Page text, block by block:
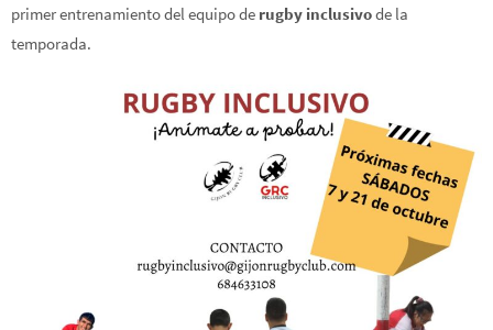
primer entrenamiento del equipo de rugby inclusivode la
temporada.